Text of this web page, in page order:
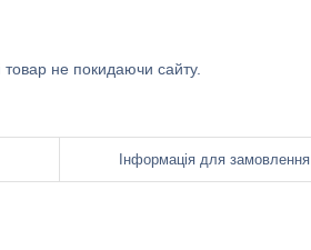
товар не покидаючи сайту.
Інформація для замовлення